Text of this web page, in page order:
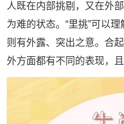
人既在内部挑剔，又在外
为难的状态。“里挑”可以
则有外露、突出之意。合
外方面都有不同的表现，